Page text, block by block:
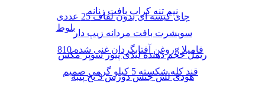
چای کیسه ای بدون لفاف 25 عددی
بلوط
روغن آفتابگردان غنی شده 810g فامیلا
قند کله شکسته 5 کیلو گرمی صمیم
نیم تنه کراپ بافت زنانه
سویشرت بافت مردانه زیپ دار
ریمل حجم دهنده لیدی پیور سوپر مکس
هودی لش جنس دورس 3 نخ پنبه